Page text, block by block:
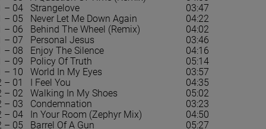
THE - FOREIGN
YELLOW VINYL)
AUDIO
zł
PAŁKA, GRZEGORZ/ MATEUSZ PAŁKA/
SZYMON MIKA FEAT. DAYNA STEPHENS -
HEARTBEATS
CD
DO KOSZYKA
– 04
Strangelove
03:47
– 05
Never Let Me Down Again
04:22
– 06
Behind The Wheel (Remix)
04:02
– 07
Personal Jesus
03:46
– 08
Enjoy The Silence
04:16
– 09
Policy Of Truth
05:14
– 10
World In My Eyes
03:57
– 01
I Feel You
04:35
– 02
Walking In My Shoes
05:02
– 03
Condemnation
03:23
– 04
In Your Room (Zephyr Mix)
04:50
– 05
Barrel Of A Gun
05:27